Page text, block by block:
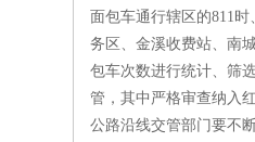
面包车通行辖区的811
务区、金溪收费站、南
包车次数进行统计、筛
管，其中严格审查纳入
公路沿线交管部门要不